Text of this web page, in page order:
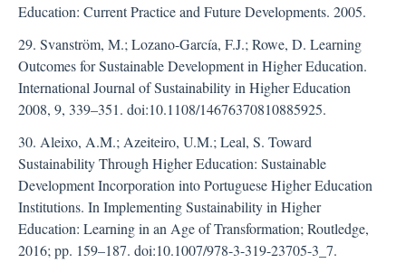
Education: Current Practice and Future Developments. 2005.
29. Svanström, M.; Lozano-García, F.J.; Rowe, D. Learning
Outcomes for Sustainable Development in Higher Education.
International Journal of Sustainability in Higher Education
2008, 9, 339–351. doi:10.1108/14676370810885925.
30. Aleixo, A.M.; Azeiteiro, U.M.; Leal, S. Toward
Sustainability Through Higher Education: Sustainable
Development Incorporation into Portuguese Higher Education
Institutions. In Implementing Sustainability in Higher
Education: Learning in an Age of Transformation; Routledge,
2016; pp. 159–187. doi:10.1007/978-3-319-23705-3_7.